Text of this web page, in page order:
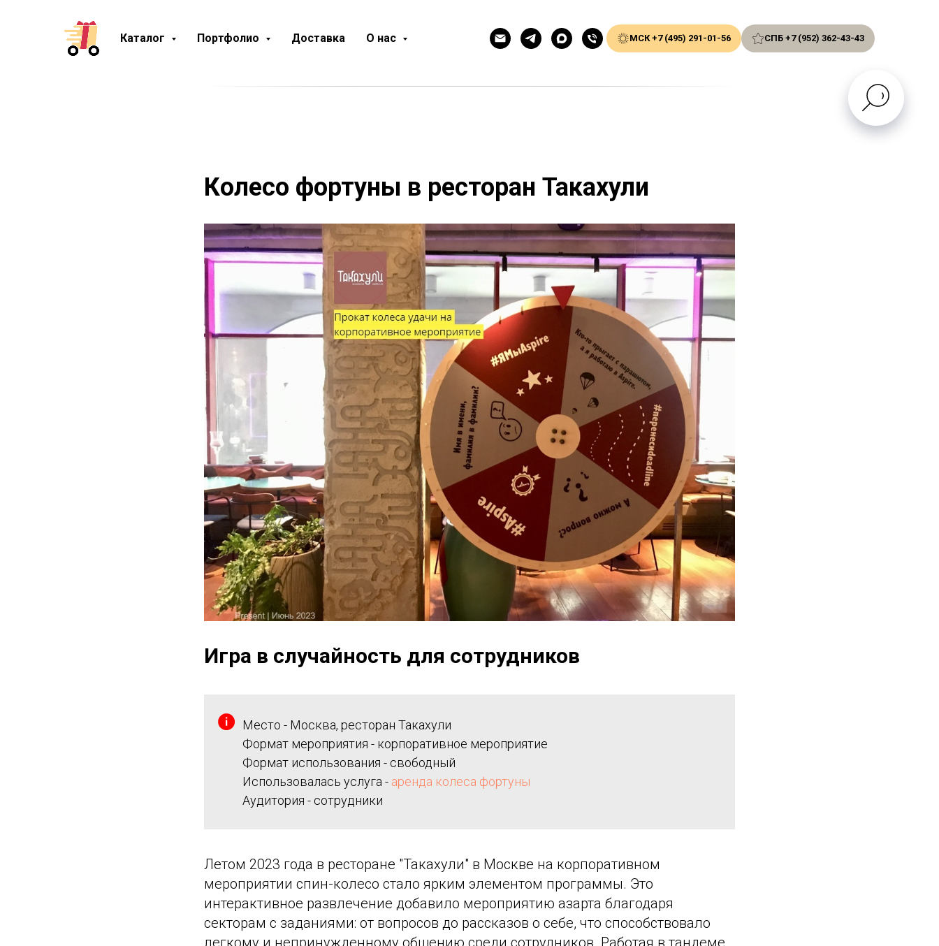
Каталог Портфолио Доставка О нас МСК +7 (495) 291-01-56 СПБ +7 (952) 362-43-43
Колесо фортуны в ресторан Такахули
Игра в случайность для сотрудников
Место - Москва, ресторан Такахули
Формат мероприятия - корпоративное мероприятие
Формат использования - свободный
Использовалась услуга - аренда колеса фортуны
Аудитория - сотрудники
Летом 2023 года в ресторане "Такахули" в Москве на корпоративном
мероприятии спин-колесо стало ярким элементом программы. Это
интерактивное развлечение добавило мероприятию азарта благодаря
секторам с заданиями: от вопросов до рассказов о себе, что способствовало
легкому и непринужденному общению среди сотрудников. Работая в тандеме